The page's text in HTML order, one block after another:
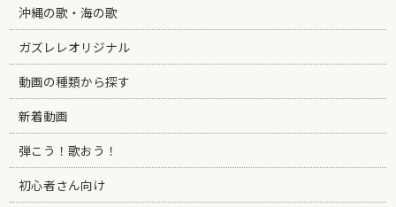
沖縄の歌・海の歌
ガズレレオリジナル
動画の種類から探す
新着動画
弾こう！歌おう！
初心者さん向け